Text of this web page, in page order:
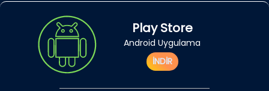
Play Store
Android Uygulama
İNDİR